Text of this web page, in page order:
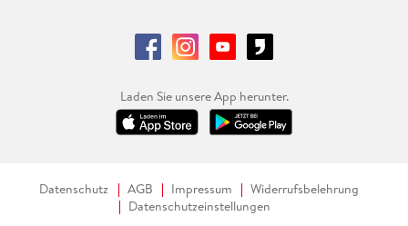
Laden Sie unsere App herunter.
Datenschutz AGB Impressum
Widerrufsbelehrung
Datenschutzeinstellungen